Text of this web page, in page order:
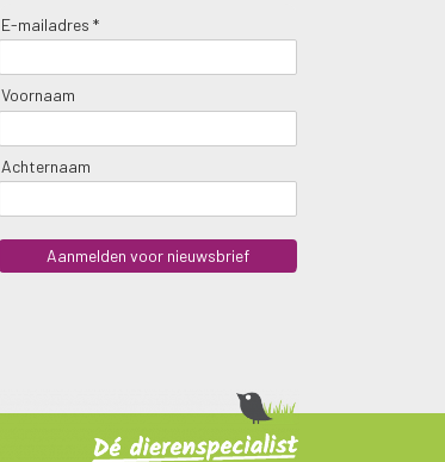
E-mailadres *
Voornaam
Achternaam
Aanmelden voor nieuwsbrief